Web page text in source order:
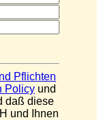
Pflichten
Policy und
daß diese
und Ihnen